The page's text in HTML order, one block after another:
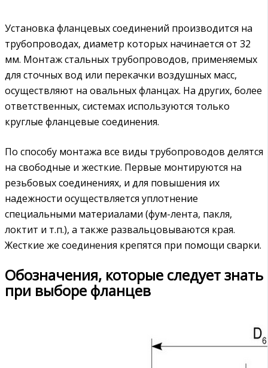
Установка фланцевых соединений производится на
трубопроводах, диаметр которых начинается от 32
мм. Монтаж стальных трубопроводов, применяемых
для сточных вод или перекачки воздушных масс,
осуществляют на овальных фланцах. На других, более
ответственных, системах используются только
круглые фланцевые соединения.
По способу монтажа все виды трубопроводов делятся
на свободные и жесткие. Первые монтируются на
резьбовых соединениях, и для повышения их
надежности осуществляется уплотнение
специальными материалами (фум-лента, пакля,
локтит и т.п.), а также развальцовываются края.
Жесткие же соединения крепятся при помощи сварки.
Обозначения, которые следует знать
при выборе фланцев